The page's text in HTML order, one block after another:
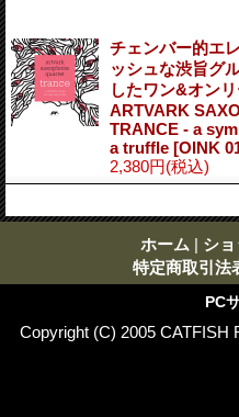
チェンバー的エ
ッシュな渋旨グ
したワン&オン
ARTVARK
TRANCE - a
a truffle [OINK
2,380円(税込)
ホーム | シ
特定商取引法
PC
Copyright (C) 2005 CATFISH